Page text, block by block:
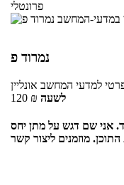
פרונטלי
נמרוד פ
למדעי המחשב אונליין
120 ₪ לשעה
אני שם דגש על מתן יחס